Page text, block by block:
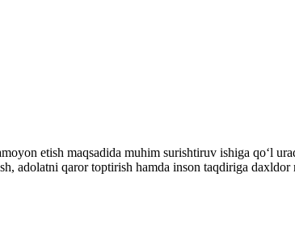
etish maqsadida muhim surishtiruv ishiga qo‘l
adolatni qaror toptirish hamda inson taqdiriga